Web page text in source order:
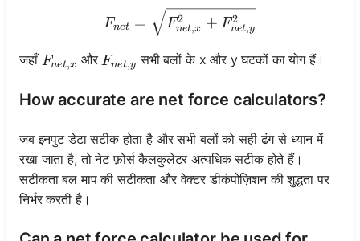
F_{net} =
Fnet = Fnet,x
2 + Fnet,y
2
जहाँ F_{net,x}
Fnet,x और F_{net,y}
Fnet,y सभी बलों के x और y घटकों का योग हैं।
How accurate are net force calculators?
जब इनपुट डेटा सटीक होता है और सभी बलों को सही ढंग से ध्यान में
रखा जाता है, तो नेट फ़ोर्स कैलकुलेटर अत्यधिक सटीक होते हैं।
सटीकता बल माप की सटीकता और वेक्टर डीकंपोज़िशन की शुद्धता पर
निर्भर करती है।